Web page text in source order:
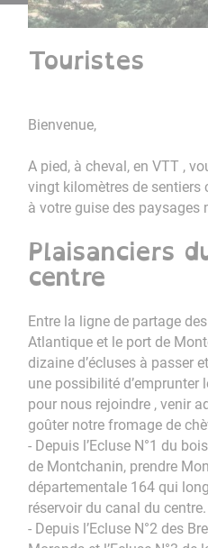
Touristes
Bienvenue,
A pied, à cheval, en VTT ,
vingt kilomètres de
à votre guise des paysages
Plaisanciers
centre
Entre la ligne de partage
Atlantique et le port de
dizaine d’écluses à passer
une possibilité d’emprunter
pour nous rejoindre , venir
goûter notre fromage de
- Depuis l’Ecluse N°1 du
de Montchanin, prendre
départementale 164 qui
réservoir du canal du centre.
- Depuis l’Ecluse N°2 des